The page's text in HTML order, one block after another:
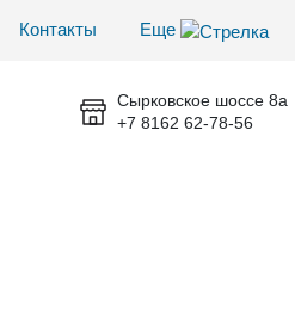
Контакты Еще
Сырковское шоссе 8а
+7 8162 62-78-56